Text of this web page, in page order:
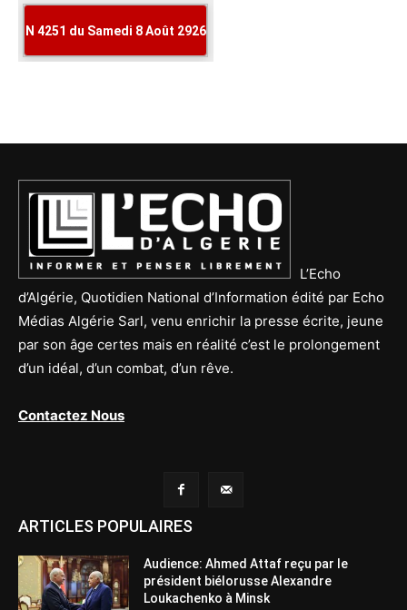
L’Echo
d’Algérie, Quotidien National d’Information édité par Echo
Médias Algérie Sarl, venu enrichir la presse écrite, jeune
par son âge certes mais en réalité c’est le prolongement
d’un idéal, d’un combat, d’un rêve.
Contactez Nous
ARTICLES POPULAIRES
Audience: Ahmed Attaf reçu par le
président biélorusse Alexandre
Loukachenko à Minsk